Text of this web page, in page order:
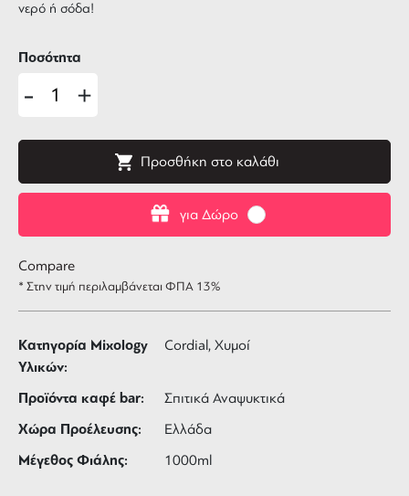
νερό ή σόδα!
για Δώρο
Ποσότητα
- +
Προσθήκη στο καλάθι
Compare
* Στην τιμή περιλαμβάνεται ΦΠΑ 13%
Κατηγορία Mixology
Υλικών:
Cordial, Χυμοί
Προϊόντα καφέ bar: Σπιτικά Αναψυκτικά
Χώρα Προέλευσης: Ελλάδα
Μέγεθος Φιάλης: 1000ml